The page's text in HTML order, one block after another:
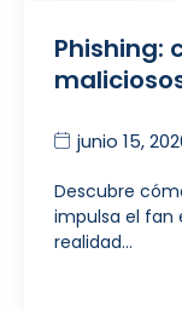
Phishing:
junio 15,
Descubre
impulsa el fan
realidad…